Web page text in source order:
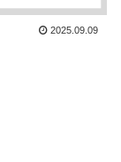
2025.09.09